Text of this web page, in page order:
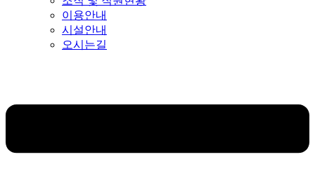
이용안내
시설안내
오시는길